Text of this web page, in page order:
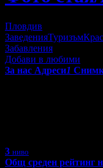
Пловдив
ЗаведенияТуризъм
Забавления
Добави в любими
За нас Адреси1
3 ниво
Общ среден рейтинг